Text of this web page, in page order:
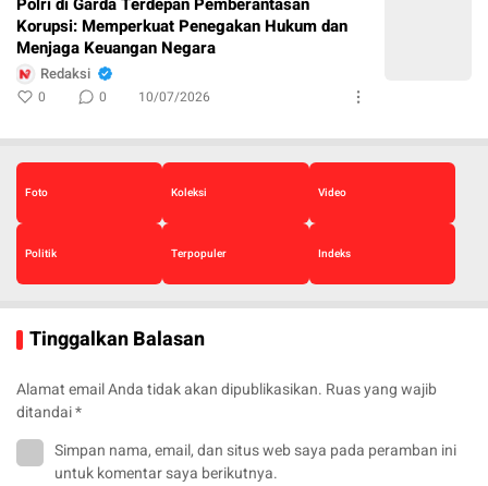
Korupsi: Memperkuat Penegakan Hukum dan
Menjaga Keuangan Negara
Redaksi
0 0 10/07/2026
Foto Koleksi Video
Politik Terpopuler Indeks
Tinggalkan Balasan
Alamat email Anda tidak akan dipublikasikan. Ruas yang wajib
ditandai*
Simpan nama, email, dan situs web saya pada peramban ini
untuk komentar saya berikutnya.